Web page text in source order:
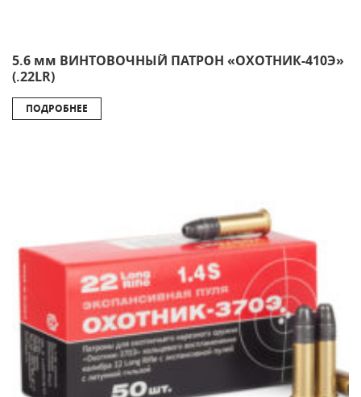
5.6 мм ВИНТОВОЧНЫЙ ПАТРОН «ОХОТНИК-410Э»
(.22LR)
ПОДРОБНЕЕ